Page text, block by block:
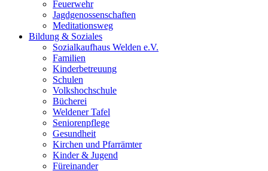
Feuerwehr
Jagdgenossenschaften
Meditationsweg
Bildung & Soziales
Sozialkaufhaus Welden e.V.
Familien
Kinderbetreuung
Schulen
Volkshochschule
Bücherei
Weldener Tafel
Seniorenpflege
Gesundheit
Kirchen und Pfarrämter
Kinder & Jugend
Füreinander